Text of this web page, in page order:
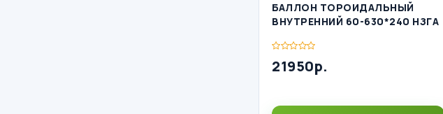
БАЛЛОН ТОРОИДАЛЬНЫЙ
ВНУТРЕННИЙ 60-630*240 НЗГА
21950р.